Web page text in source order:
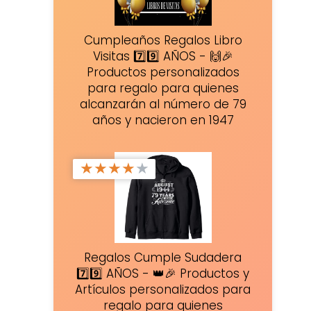
Cumpleaños Regalos Libro
Visitas 7️⃣9️⃣ AÑOS - 🙌🎉
Productos personalizados
para regalo para quienes
alcanzarán al número de 79
años y nacieron en 1947
★★★★★
Regalos Cumple Sudadera
7️⃣9️⃣ AÑOS - 👑🎉 Productos y
Artículos personalizados para
regalo para quienes